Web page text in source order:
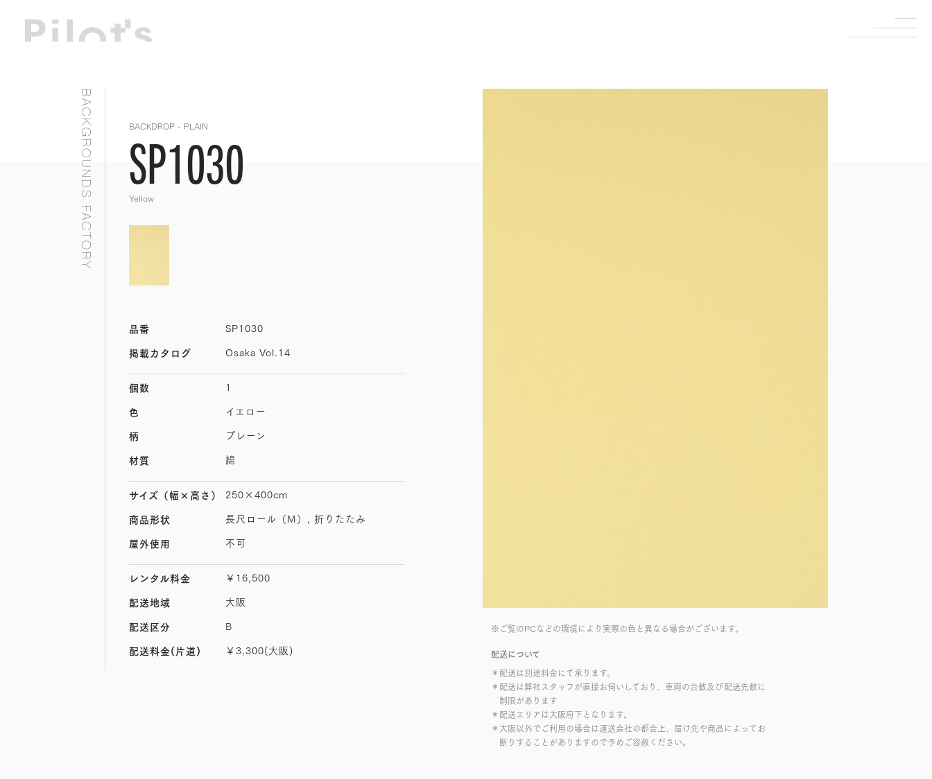
BACKGROUNDS FACTORY BACKDROP - PLAIN
SP1030
Yellow
※ご覧のPCなどの環境により実際の色と異なる場合がございます。
配送について
＊配送は別途料金にて承ります。
＊配送は弊社スタッフが直接お伺いしており、車両の台数及び配送先数に
制限があります
＊配送エリアは大阪府下となります。
＊大阪以外でご利用の場合は運送会社の都合上、届け先や商品によってお
断りすることがありますので予めご容赦ください。
品番 SP1030
掲載カタログ Osaka Vol.14
個数 1
色 イエロー
柄 プレーン
材質 綿
サイズ （幅×高さ） 250×400cm
商品形状 長尺ロール（M）, 折りたたみ
屋外使用 不可
レンタル料金 ￥16,500
配送地域 大阪
配送区分 B
配送料金(片道) ￥3,300(大阪)